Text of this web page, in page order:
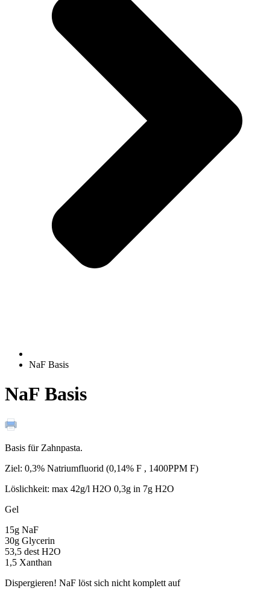
NaF Basis
NaF Basis
Basis für Zahnpasta.
Ziel: 0,3% Natriumfluorid (0,14% F , 1400PPM F)
Löslichkeit: max 42g/l H2O 0,3g in 7g H2O
Gel
15g NaF
30g Glycerin
53,5 dest H2O
1,5 Xanthan
Dispergieren! NaF löst sich nicht komplett auf